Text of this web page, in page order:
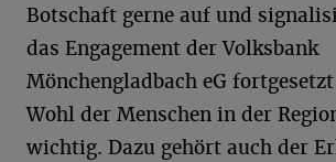
Botschaft gerne auf und
das Engagement der Volksbank
Mönchengladbach eG
Wohl der Menschen in der
wichtig. Dazu gehört auch der